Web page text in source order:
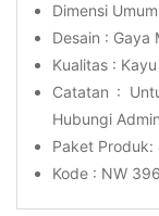
Dimensi
Desain : Gaya
Kualitas :
Catatan :
Hubungi Admin
Paket Produk:
Kode : NW 396